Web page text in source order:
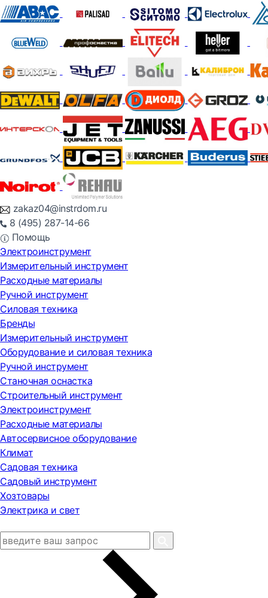
zakaz04@instrdom.ru
8 (495) 287-14-66
Помощь
Электроинструмент
Измерительный инструмент
Расходные материалы
Ручной инструмент
Силовая техника
Бренды
Измерительный инструмент
Оборудование и силовая техника
Ручной инструмент
Станочная оснастка
Строительный инструмент
Электроинструмент
Расходные материалы
Автосервисное оборудование
Климат
Садовая техника
Садовый инструмент
Хозтовары
Электрика и свет